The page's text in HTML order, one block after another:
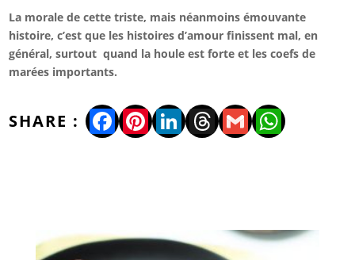
La morale de cette triste, mais néanmoins émouvante
histoire, c’est que les histoires d’amour finissent mal, en
général, surtout quand la houle est forte et les coefs de
marées importants.
Facebook
Pinterest
LinkedIn
Threads
Gmail